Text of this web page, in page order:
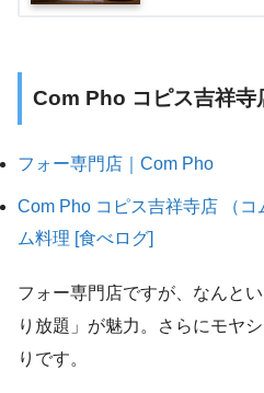
Com Pho コピス吉祥寺
フォー専門店｜Com Pho
Com Pho コピス吉祥寺店 （
ム料理 [食べログ]
フォー専門店ですが、なんと
り放題」が魅力。さらにモヤ
りです。